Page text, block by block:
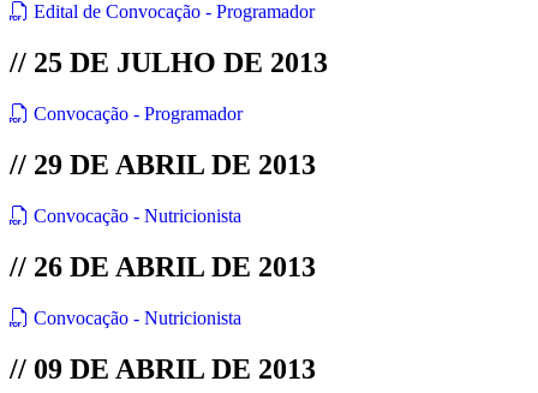
Edital de Convocação - Programador
// 25 DE JULHO DE 2013
Convocação - Programador
// 29 DE ABRIL DE 2013
Convocação - Nutricionista
// 26 DE ABRIL DE 2013
Convocação - Nutricionista
// 09 DE ABRIL DE 2013